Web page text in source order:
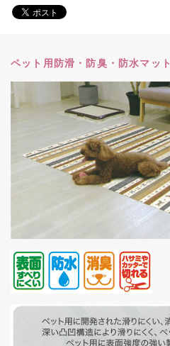
ペット用防滑・防臭・防水マット